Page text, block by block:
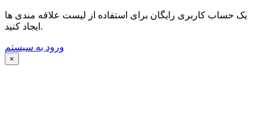
یک حساب کاربری رایگان برای استفاده از لیست علاقه مندی ها
ایجاد کنید.
ورود به سیستم
×